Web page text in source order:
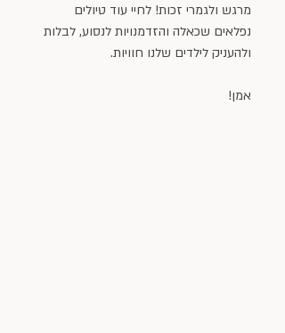
מרגש ולגמרי זכות! לחיי עוד טיולים
נפלאים שכאלה והזדמנויות לנסוע, לבלות
ולהעניק לילדים שלנו חוויות.
אמן!